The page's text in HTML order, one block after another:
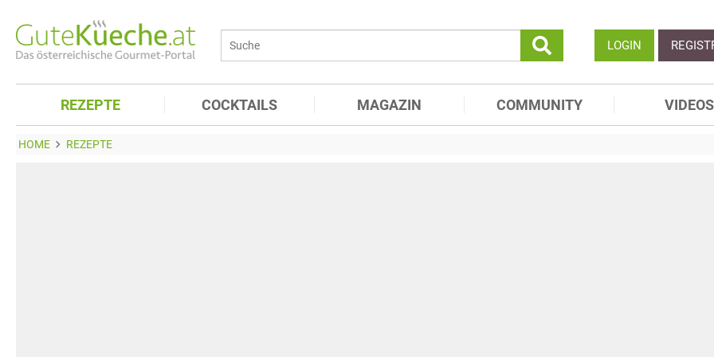
LOGIN
REZEPTE COCKTAILS MAGAZIN COMMUNITY VIDEOS
HOME REZEPTE